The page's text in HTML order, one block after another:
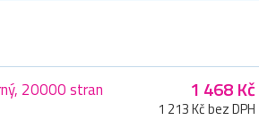
20000 stran 1 468 Kč
1 213 Kč bez DPH